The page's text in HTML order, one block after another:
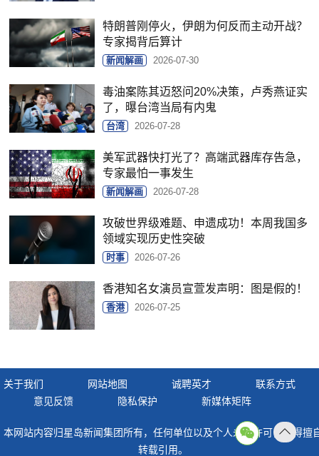
特朗普刚停火，伊朗为何反而主动开战？
专家揭背后算计
新闻解画 2026-07-30
毒油案陈其迈怒问20%决策，卢秀燕证实
了，曝台湾当局有内鬼
台湾 2026-07-28
美军武器快打光了？高端武器库存告急，
专家最怕一事发生
新闻解画 2026-07-28
攻破世界级难题、申遗成功！本周我国多
领域实现历史性突破
时事 2026-07-26
香港知名女演员宣萱发声明：图是假的！
香港 2026-07-25
关于我们 网站地图 诚聘英才
联系方式
意见反馈
隐私保护 新媒体矩阵
本网站内容归星岛新闻集团所有，任何单位以及个人未经许可，不得擅
转载引用。